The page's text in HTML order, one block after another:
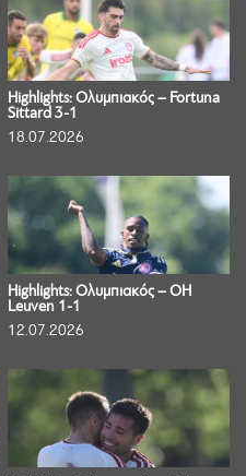
Highlights: Ολυμπιακός – Fortuna
Sittard 3-1
18.07.2026
Highlights: Ολυμπιακός – OH
Leuven 1-1
12.07.2026